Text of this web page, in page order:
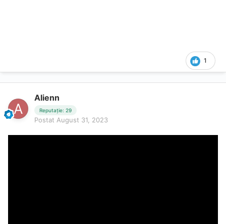
1
Alienn
Reputație: 29
Postat August 31, 2023